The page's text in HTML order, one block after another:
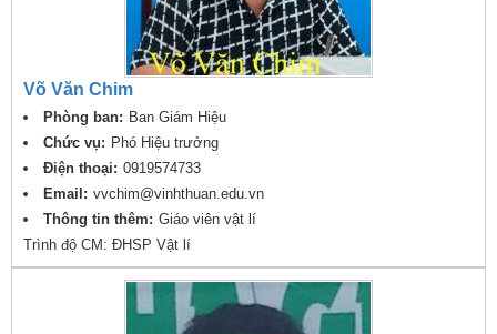
Võ Văn Chim
Phòng ban: Ban Giám Hiệu
Chức vụ: Phó Hiệu trưởng
Điện thoại: 0919574733
Email: vvchim@vinhthuan.edu.vn
Thông tin thêm: Giáo viên vật lí
Trình độ CM: ĐHSP Vật lí